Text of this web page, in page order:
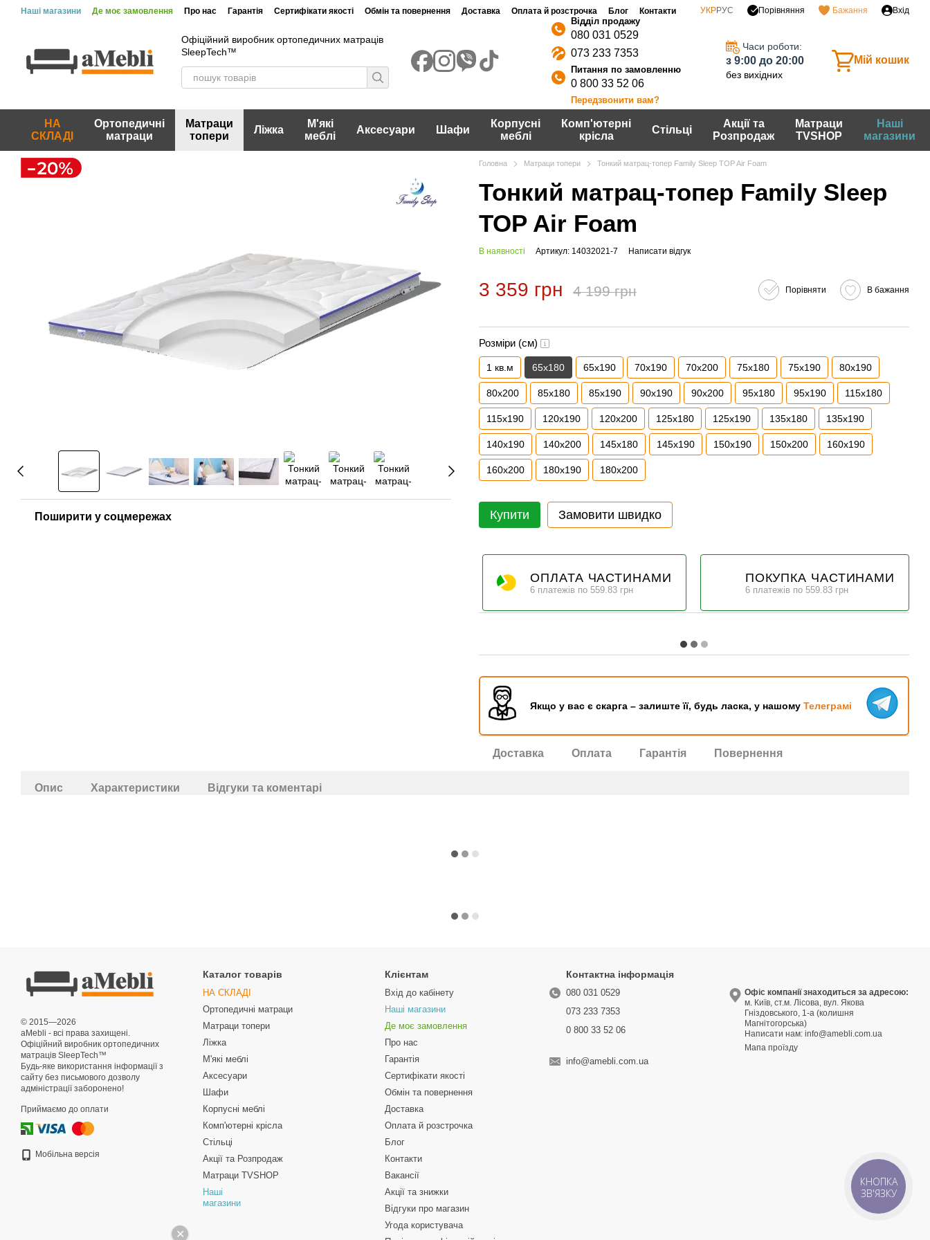
Перейти до основного контенту
Наші магазини Де моє замовлення Про нас Гарантія Сертифікати якості Обмін та повернення Доставка Оплата й розстрочка Блог
Контакти
УКРРУС Порівняння Бажання Вхід
Офіційний виробник ортопедичних матраців
SleepTech™
080 031 0529
073 233 7353
0 800 33 52 06
Передзвонити вам?
Часи роботи:
з 9:00 до 20:00
без вихідних
Мій кошик
НА
СКЛАДІ
Ортопедичні
матраци
Матраци
топери
Ліжка
М'які
меблі
Аксесуари Шафи
Корпусні
меблі
Комп'ютерні
крісла
Стільці
Акції та
Розпродаж
Матраци
TVSHOP
Наші
магазини
Поширити у соцмережах
Головна Матраци топери Тонкий матрац-топер Family Sleep TOP Air Foam
Тонкий матрац-топер Family Sleep
TOP Air Foam
В наявності Артикул: 14032021-7 Написати відгук
3 359 грн 4 199 грн Порівняти В бажання
Розміри (см)
1 кв.м 65х180 65х190 70x190 70х200 75х180 75х190 80x190
80x200 85x180 85x190 90x190 90x200 95x180 95x190 115х180
115х190 120x190 120x200 125x180 125x190 135x180 135x190
140x190 140x200 145x180 145x190 150x190 150x200 160x190
160x200 180x190 180x200
Купити Замовити швидко
ОПЛАТА ЧАСТИНАМИ
6 платежів по 559.83 грн
ПОКУПКА ЧАСТИНАМИ
6 платежів по 559.83 грн
Якщо у вас є скарга – залиште її, будь ласка, у нашому Телеграмі
Доставка Оплата Гарантія Повернення
Опис Характеристики Відгуки та коментарі
© 2015—2026
aMebli - всі права захищені.
Офіційний виробник ортопедичних
матраців SleepTech™
Будь-яке використання інформації з
сайту без письмового дозволу
адміністрації заборонено!
Приймаємо до оплати
Мобільна версія
Каталог товарів
НА СКЛАДІ
Ортопедичні матраци
Матраци топери
Ліжка
М'які меблі
Аксесуари
Шафи
Корпусні меблі
Комп'ютерні крісла
Стільці
Акції та Розпродаж
Матраци TVSHOP
Наші
магазини
Клієнтам
Вхід до кабінету
Наші магазини
Де моє замовлення
Про нас
Гарантія
Сертифікати якості
Обмін та повернення
Доставка
Оплата й розстрочка
Блог
Контакти
Вакансії
Акції та знижки
Відгуки про магазин
Угода користувача
Контактна інформація
080 031 0529
073 233 7353
0 800 33 52 06
info@amebli.com.ua
Офіс компанії знаходиться за адресою:
м. Київ, ст.м. Лісова, вул. Якова
Гніздовського, 1-а (колишня
Магнітогорська)
Написати нам:info@amebli.com.ua
Мапа проїзду
КНОПКА
ЗВ'ЯЗКУ